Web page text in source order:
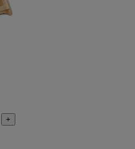
+